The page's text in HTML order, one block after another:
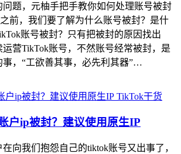
问题，元柚手把手教你如何处理账号被封
前，我们要了解为什么账号被封？是什
账号被封？只有把被封的原因找出
运营TikTok账号，不然账号经常被封，是
事，“工欲善其事，必先利其器”…
TikTok干货
户ip被封？建议使用原生IP
向我们抱怨自己的tiktok账号又出事了，